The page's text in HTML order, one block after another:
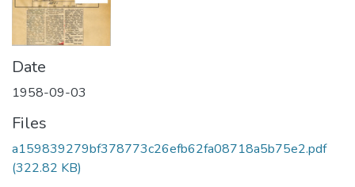
Date
1958-09-03
Files
a159839279bf378773c26efb62fa08718a5b75e2.pdf
(322.82 KB)